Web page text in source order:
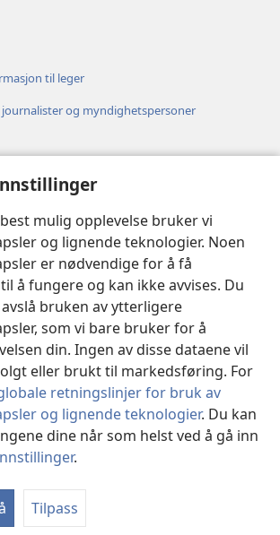
mulig opplevelse bruker vi
og lignende teknologier. Noen
er nødvendige for å få
å fungere og kan ikke avvises. Du
bruken av ytterligere
som vi bare bruker for å
din. Ingen av disse dataene vil
eller brukt til markedsføring. For
retningslinjer for bruk av
og lignende teknologier. Du kan
dine når som helst ved å gå inn
.
Tilpass
til leger
og myndighetspersoner
LIBRARY™
Tower Bible and Tract Society of Pennsylvania.
PERSONVERN